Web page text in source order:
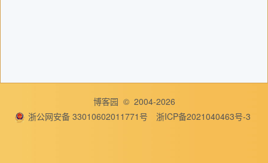
博客园 © 2004-2026
浙公网安备 33010602011771号
浙ICP备2021040463号-3